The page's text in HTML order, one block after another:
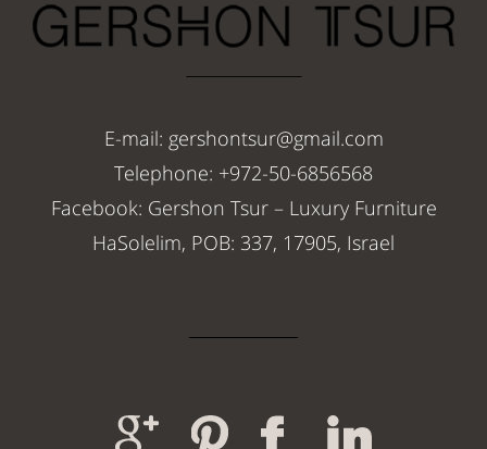
E-mail: gershontsur@gmail.com
Telephone: +972-50-6856568
Facebook: Gershon Tsur – Luxury Furniture
HaSolelim, POB: 337, 17905, Israel